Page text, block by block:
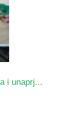
i unaprj...